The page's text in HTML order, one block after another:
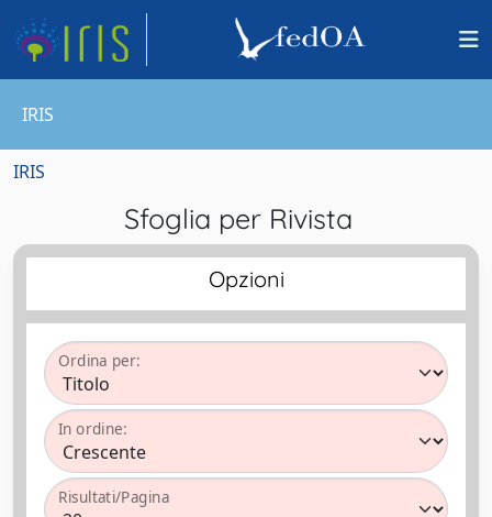
IRIS
IRIS
Sfoglia per Rivista
Opzioni
Ordina per:
In ordine:
Risultati/Pagina